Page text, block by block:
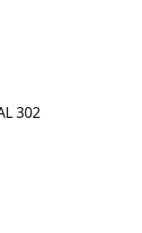
302